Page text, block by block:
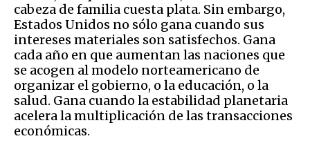
cabeza de familia cuesta plata. Sin embargo,
Estados Unidos no sólo gana cuando sus
intereses materiales son satisfechos. Gana
cada año en que aumentan las naciones que
se acogen al modelo norteamericano de
organizar el gobierno, o la educación, o la
salud. Gana cuando la estabilidad planetaria
acelera la multiplicación de las transacciones
económicas.